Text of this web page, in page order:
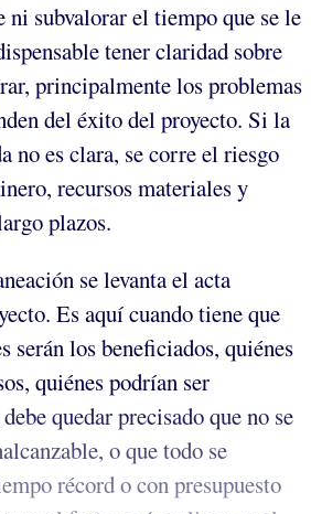
ni subvalorar el tiempo que se le
tener claridad sobre
principalmente los problemas
del éxito del proyecto. Si la
no es clara, se corre el riesgo
recursos materiales y
plazos.
se levanta el acta
Es aquí cuando tiene que
serán los beneficiados, quiénes
quiénes podrían ser
quedar precisado que no se
o que todo se
récord o con presupuesto